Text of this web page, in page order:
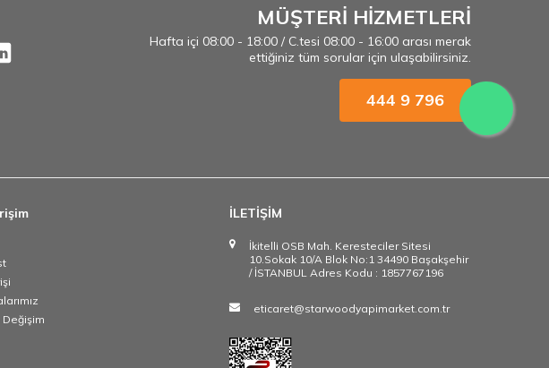
MÜŞTERİ HİZMETLERİ
Hafta içi 08:00 - 18:00 / C.tesi 08:00 - 16:00 arası merak
ettiğiniz tüm sorular için ulaşabilirsiniz.
444 9 796
İLETİŞİM
İkitelli OSB Mah. Keresteciler Sitesi
10.Sokak 10/A Blok No:1 34490 Başakşehir
/ İSTANBUL Adres Kodu : 1857767196
eticaret@starwoodyapimarket.com.tr